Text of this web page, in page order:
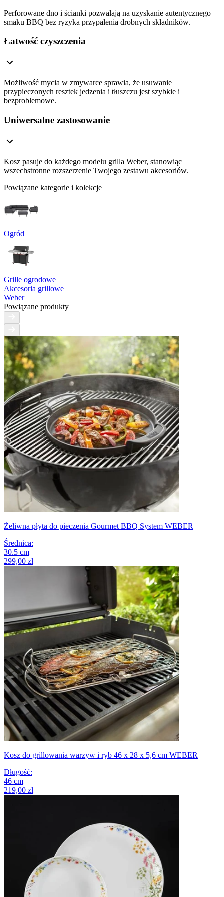
Perforowane dno i ścianki pozwalają na uzyskanie autentycznego
smaku BBQ bez ryzyka przypalenia drobnych składników.
Łatwość czyszczenia
Możliwość mycia w zmywarce sprawia, że usuwanie
przypieczonych resztek jedzenia i tłuszczu jest szybkie i
bezproblemowe.
Uniwersalne zastosowanie
Kosz pasuje do każdego modelu grilla Weber, stanowiąc
wszechstronne rozszerzenie Twojego zestawu akcesoriów.
Powiązane kategorie i kolekcje
Ogród
Grille ogrodowe
Akcesoria grillowe
Weber
Powiązane produkty
Żeliwna płyta do pieczenia Gourmet BBQ System WEBER
Średnica:
30.5 cm
299,00 zł
Kosz do grillowania warzyw i ryb 46 x 28 x 5,6 cm WEBER
Długość:
46 cm
219,00 zł